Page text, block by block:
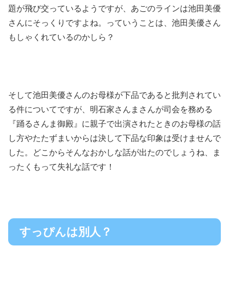
題が飛び交っているようですが、あごのラインは池田美優
さんにそっくりですよね。っていうことは、池田美優さん
もしゃくれているのかしら？
そして池田美優さんのお母様が下品であると批判されてい
る件についてですが、明石家さんまさんが司会を務める
『踊るさんま御殿』に親子で出演されたときのお母様の話
し方やたたずまいからは決して下品な印象は受けませんで
した。どこからそんなおかしな話が出たのでしょうね、ま
ったくもって失礼な話です！
すっぴんは別人？